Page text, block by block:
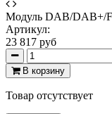
Модуль DAB/DAB+/
Артикул:
23 817 руб
В корзину
Товар отсутствует